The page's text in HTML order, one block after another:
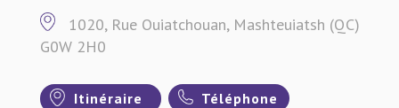
1020, Rue Ouiatchouan, Mashteuiatsh (QC)
G0W 2H0
Itinéraire Téléphone